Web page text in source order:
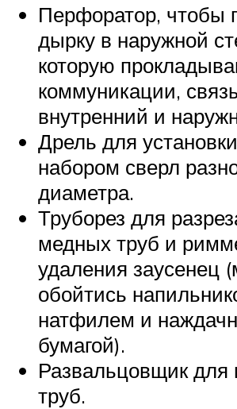
Перфоратор, чтобы
дырку в наружной
которую
коммуникации,
внутренний и
Дрель для
набором сверл
диаметра.
Труборез для
медных труб и
удаления заусенец
обойтись
натфилем и
бумагой).
Развальцовщик
труб.